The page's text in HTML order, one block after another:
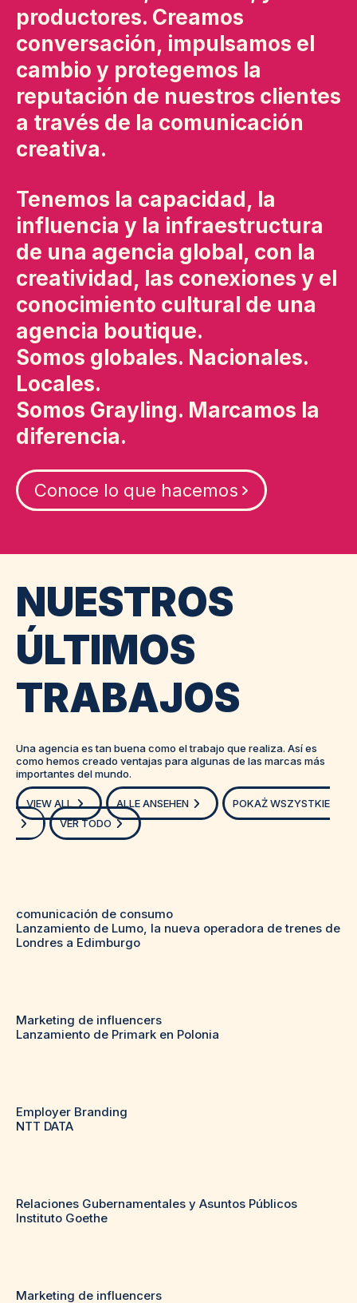
productores. Creamos
conversación, impulsamos el
cambio y protegemos la
reputación de nuestros clientes
a través de la comunicación
creativa.
Tenemos la capacidad, la
influencia y la infraestructura
de una agencia global, con la
creatividad, las conexiones y el
conocimiento cultural de una
agencia boutique.
Somos globales. Nacionales.
Locales.
Somos Grayling. Marcamos la
diferencia.
Conoce lo que hacemos
NUESTROS
ÚLTIMOS
TRABAJOS
Una agencia es tan buena como el trabajo que realiza. Así es
como hemos creado ventajas para algunas de las marcas más
importantes del mundo.
VIEW ALL ALLE ANSEHEN
POKAŻ WSZYSTKIE
VER TODO
comunicación de consumo
Lanzamiento de Lumo, la nueva operadora de trenes de
Londres a Edimburgo
Marketing de influencers
Lanzamiento de Primark en Polonia
Employer Branding
NTT DATA
Relaciones Gubernamentales y Asuntos Públicos
Instituto Goethe
Marketing de influencers